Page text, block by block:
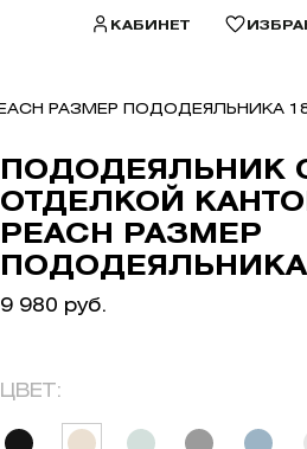
КАБИНЕТ
РАЗМЕР ПОДОДЕЯЛЬНИКА
ПОДОДЕЯЛЬНИК
ОТДЕЛКОЙ
PEACH РАЗМЕР
ПОДОДЕЯЛЬНИКА
9 980 руб.
ЦВЕТ: